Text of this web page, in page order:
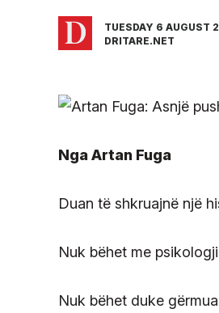
TUESDAY 6 AUGUST
DRITARE.NET
Nga Artan Fuga
Duan të shkruajnë një
Nuk bëhet me
Nuk bëhet duke